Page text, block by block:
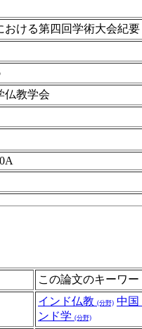
おける第四回学術大会紀要
仏教学会
この論文のキーワ
インド仏教 (分野) 中国
ンド学 (分野)